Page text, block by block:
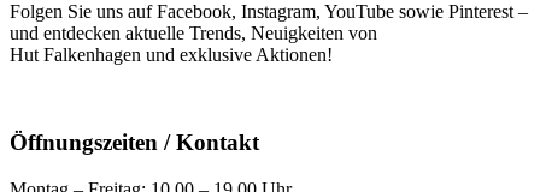
Folgen Sie uns auf Facebook, Instagram, YouTube sowie Pinterest –
und entdecken aktuelle Trends, Neuigkeiten von
Hut Falkenhagen und exklusive Aktionen!
Öffnungszeiten / Kontakt